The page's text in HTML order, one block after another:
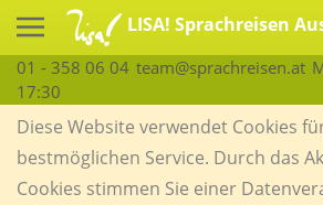
LISA! Sprachreisen
01 - 358 06 04 team@sprachreisen.at
17:30
Diese Website verwendet Cookies
bestmöglichen Service. Durch das
Cookies stimmen Sie einer